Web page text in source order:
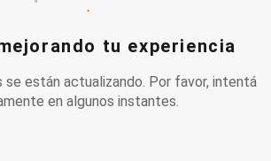
tu experiencia
se están actualizando. Por favor, intentá
en algunos instantes.